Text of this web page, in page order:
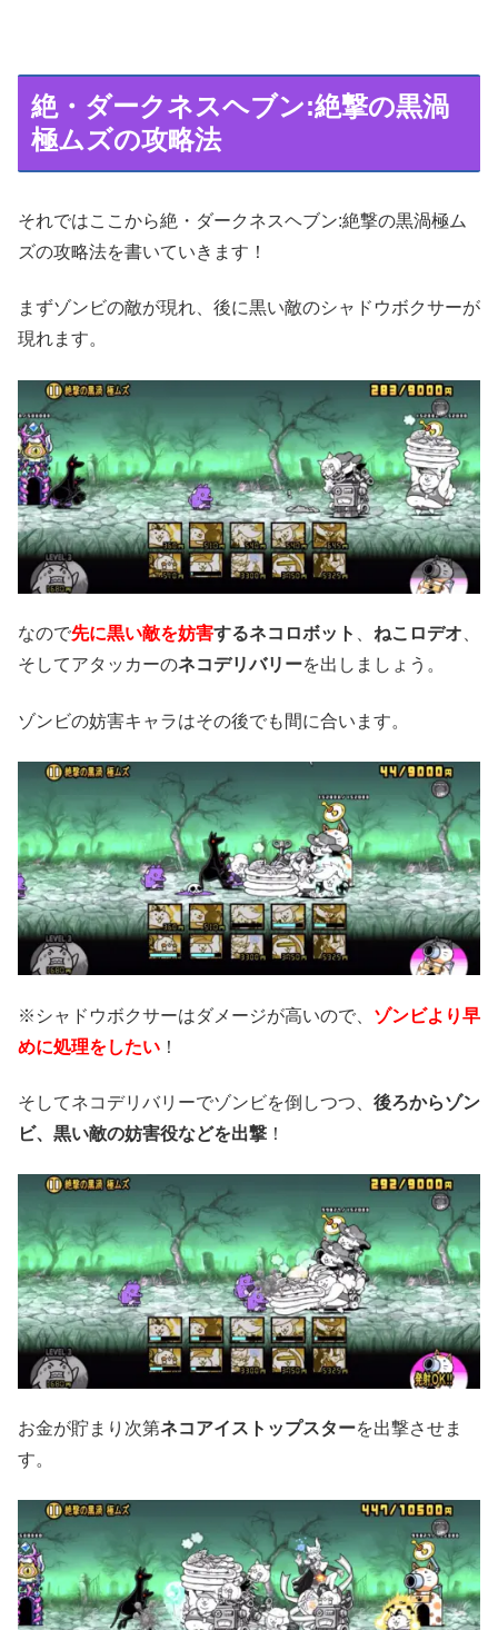
絶・ダークネスヘブン:絶撃の黒渦
極ムズの攻略法
それではここから絶・ダークネスヘブン:絶撃の黒渦極ム
ズの攻略法を書いていきます！
まずゾンビの敵が現れ、後に黒い敵のシャドウボクサーが
現れます。
なので先に黒い敵を妨害するネコロボット ねこロデオ
そしてアタッカーのネコデリバリーを出しましょう。
ゾンビの妨害キャラはその後でも間に合います。
※シャドウボクサーはダメージが高いので、 ゾンビより早
めに処理をしたい ！
そしてネコデリバリーでゾンビを倒しつつ、 後ろからゾン
ビ、黒い敵の妨害役などを出撃 ！
お金が貯まり次第ネコアイストップスターを出撃させま
す。